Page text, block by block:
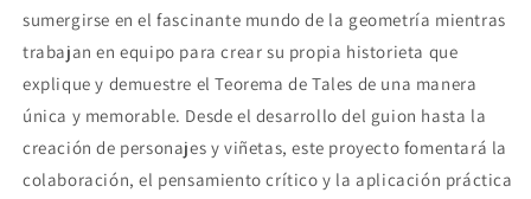
sumergirse en el fascinante mundo de la geometría mientras
trabajan en equipo para crear su propia historieta que
explique y demuestre el Teorema de Tales de una manera
única y memorable. Desde el desarrollo del guion hasta la
creación de personajes y viñetas, este proyecto fomentará la
colaboración, el pensamiento crítico y la aplicación práctica